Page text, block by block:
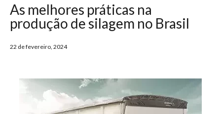
As melhores práticas na
produção de silagem no Brasil
22 de fevereiro, 2024